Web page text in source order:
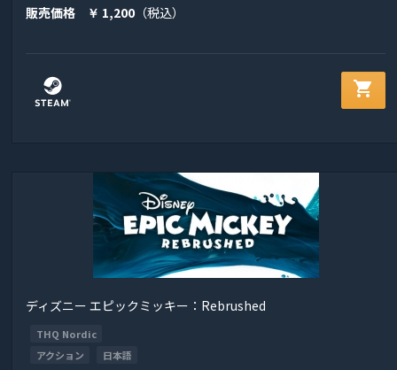
販売価格 ￥ 1,200 （税込）
shopping_cart
ディズニー エピックミッキー：Rebrushed
THQ Nordic
アクション
日本語